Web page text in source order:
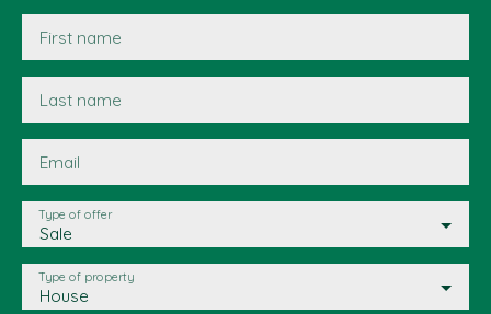
First name
Last name
Email
Sale
Type of offer
House
Type of property